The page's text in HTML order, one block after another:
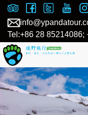
Tel:+86 28 85214086;